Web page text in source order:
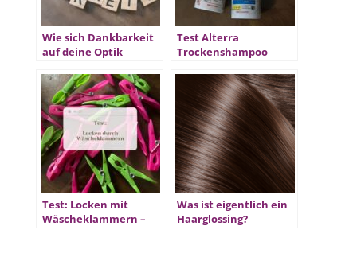
Wie sich Dankbarkeit
auf deine Optik
Test Alterra
Trockenshampoo
Test: Locken mit
Wäscheklammern –
Was ist eigentlich ein
Haarglossing?